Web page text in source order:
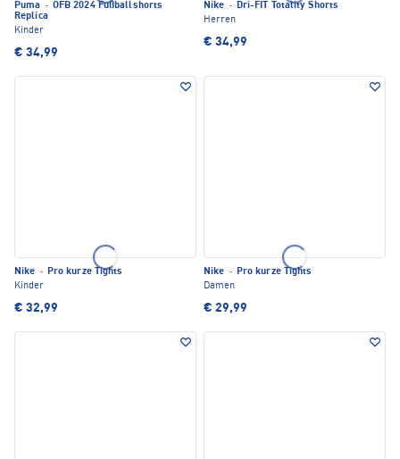
Puma · ÖFB 2024 Fußballshorts
Replica
Kinder
€ 34,99
Nike · Dri-FIT Totality Shorts
Herren
€ 34,99
Nike · Pro kurze Tights
Kinder
€ 32,99
Nike · Pro kurze Tights
Damen
€ 29,99